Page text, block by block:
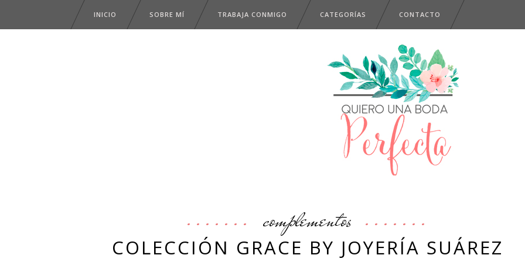
INICIO SOBRE MÍ TRABAJA CONMIGO CATEGORÍAS CONTACTO
complementos
COLECCIÓN GRACE BY JOYERÍA SUÁREZ